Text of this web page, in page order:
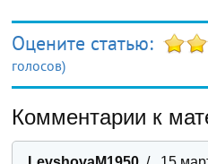
Оцените статью:
голосов)
Комментарии к